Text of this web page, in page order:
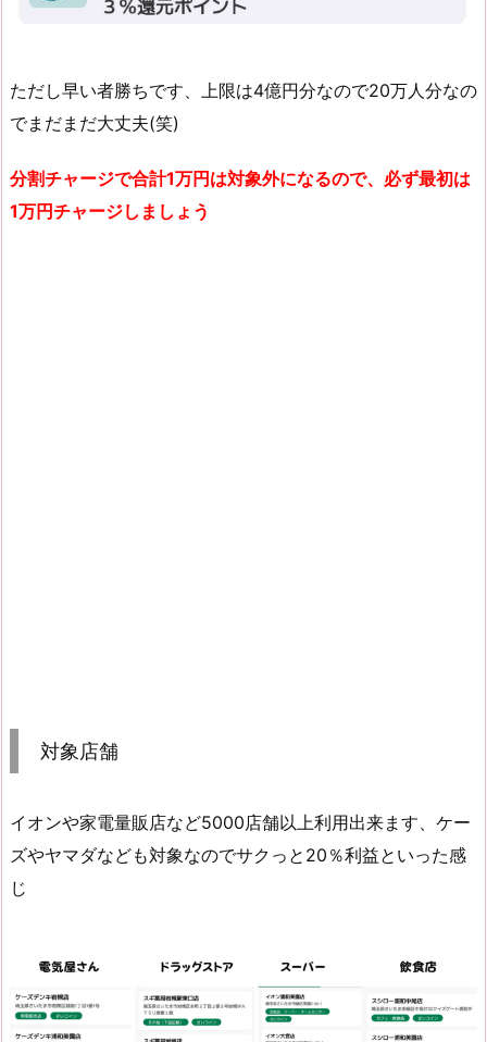
ただし早い者勝ちです、上限は4億円分なので20万人分なの
でまだまだ大丈夫(笑)
分割チャージで合計1万円は対象外になるので、必ず最初は
1万円チャージしましょう
対象店舗
イオンや家電量販店など5000店舗以上利用出来ます、ケー
ズやヤマダなども対象なのでサクっと20％利益といった感
じ